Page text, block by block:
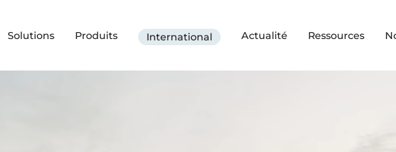
Solutions Produits International Actualité Ressources